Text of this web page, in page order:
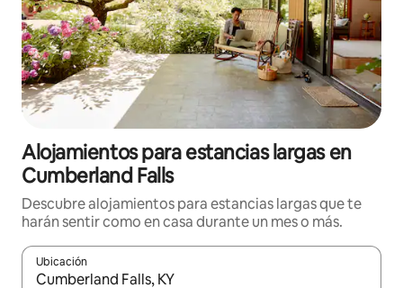
Alojamientos para estancias largas en
Cumberland Falls
Descubre alojamientos para estancias largas que te
harán sentir como en casa durante un mes o más.
Ubicación
Cuando los resultados estén disponibles, podrás navegar